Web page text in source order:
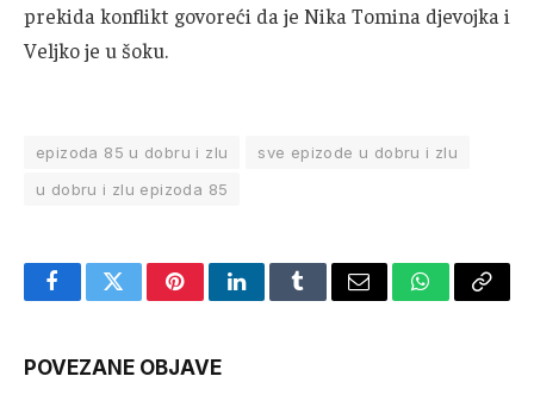
prekida konflikt govoreći da je Nika Tomina djevojka i
Veljko je u šoku.
epizoda 85 u dobru i zlu
sve epizode u dobru i zlu
u dobru i zlu epizoda 85
FacebookTwitterPinterestLinkedInTumblrEmail WhatsApp
Copy
POVEZANE OBJAVE